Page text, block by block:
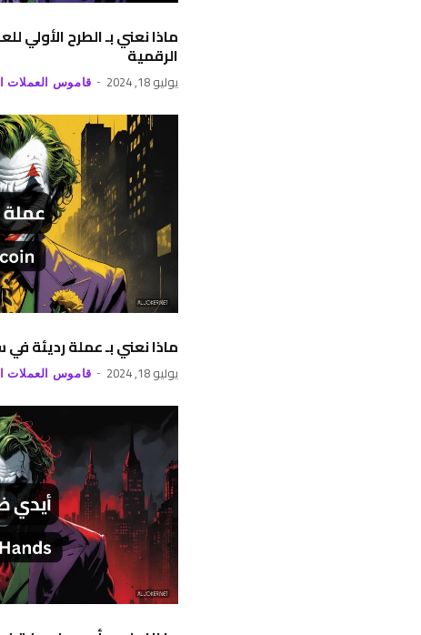
ماذا نعني بـ الطرح الأولي
الرقمية
يوليو 18, 2024 قاموس العملات
ماذا نعني بـ عملة رديئة
يوليو 18, 2024 قاموس العملات